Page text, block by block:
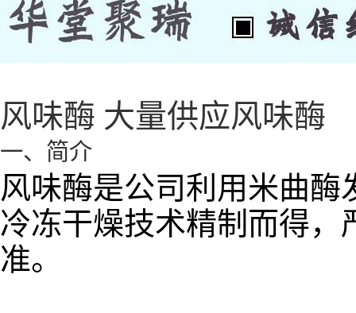
风味酶 大量供应风味酶
一、简介
风味酶是公司利用米曲
冷冻干燥技术精制而得
准。